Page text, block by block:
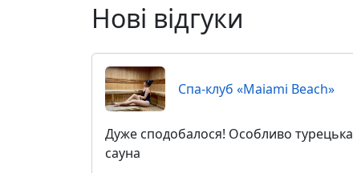
Нові відгуки
Спа-клуб «Maiami Beach»
Дуже сподобалося! Особливо турецька
сауна